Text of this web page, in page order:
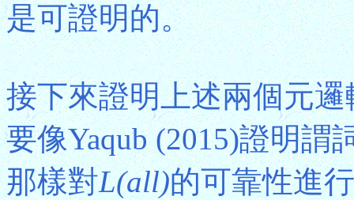
是可證明的。
接下來證明上述兩個元
要像Yaqub (2015)證明
那樣對L(all)的可靠性進